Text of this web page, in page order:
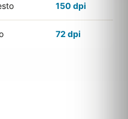
150 dpi
72 dpi